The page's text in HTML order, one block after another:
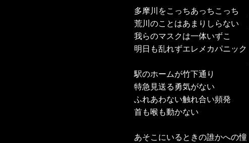
多摩川をこっちあっちこっち
荒川のことはあまりしらない
我らのマスクは一体いずこ
明日も乱れずエレメカパニック
駅のホームが竹下通り
特急見送る勇気がない
ふれあわない触れ合い頻発
首も喉も動かない
あそこにいるときの誰かへの憧